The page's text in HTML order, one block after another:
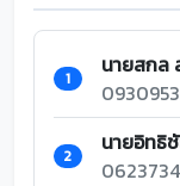
1 นายสกล
2 นายอิทธิ